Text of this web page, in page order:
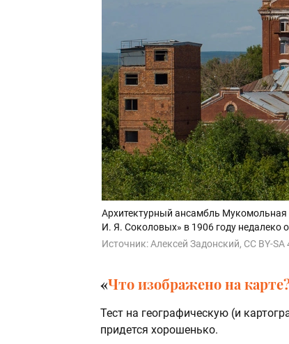
Архитектурный ансамбль
И. Я. Соколовых» в 1906 году недалеко
Источник:Алексей Задонский, CC BY-SA
«Что изображено на
Тест на географическую (и
придется хорошенько.